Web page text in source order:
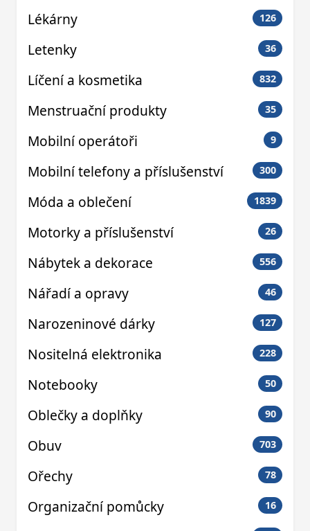
Lékárny 126
Letenky 36
Líčení a kosmetika 832
Menstruační produkty 35
Mobilní operátoři 9
Mobilní telefony a příslušenství 300
Móda a oblečení 1839
Motorky a příslušenství 26
Nábytek a dekorace 556
Nářadí a opravy 46
Narozeninové dárky 127
Nositelná elektronika 228
Notebooky 50
Oblečky a doplňky 90
Obuv 703
Ořechy 78
Organizační pomůcky 16